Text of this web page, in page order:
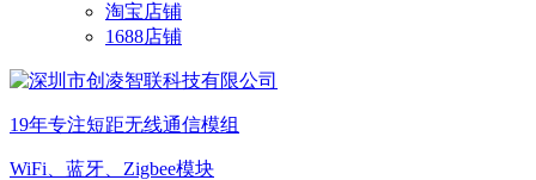
淘宝店铺
1688店铺
19年专注短距无线通信模组
WiFi、蓝牙、Zigbee模块